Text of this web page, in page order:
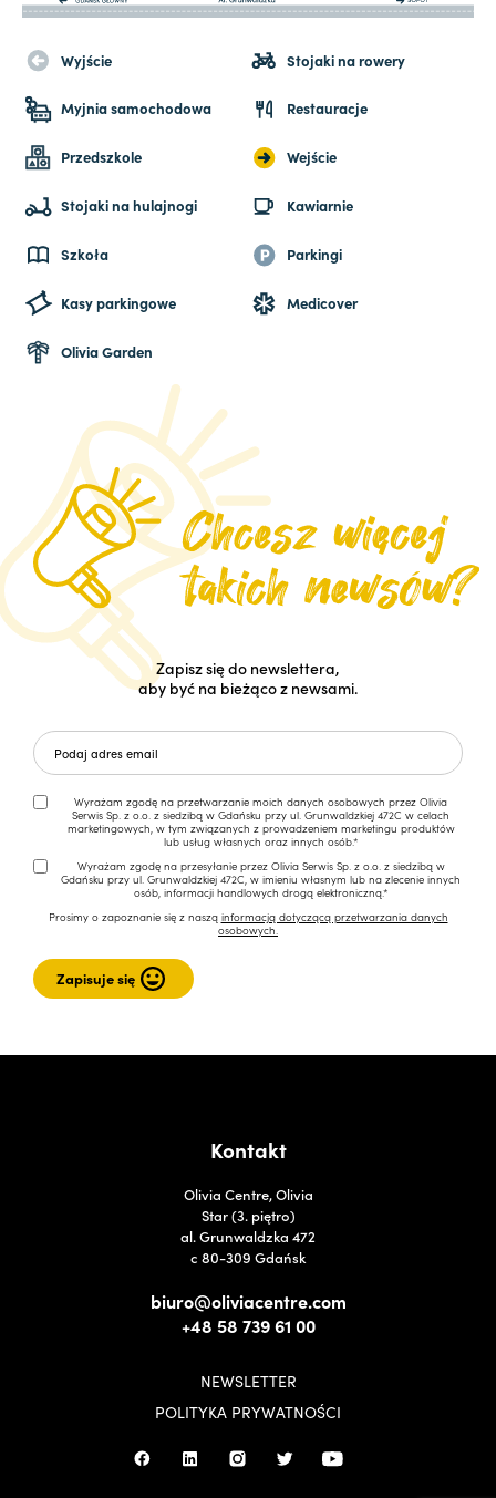
Wyjście Stojaki na rowery
Myjnia samochodowa Restauracje
Przedszkole Wejście
Stojaki na hulajnogi Kawiarnie
Szkoła Parkingi
Kasy parkingowe Medicover
Olivia Garden
Zapisz się do newslettera,
aby być na bieżąco z newsami.
Wyrażam zgodę na przetwarzanie moich danych osobowych przez Olivia
Serwis Sp. z o.o. z siedzibą w Gdańsku przy ul. Grunwaldzkiej 472C w celach
marketingowych, w tym związanych z prowadzeniem marketingu produktów
lub usług własnych oraz innych osób.*
Wyrażam zgodę na przesyłanie przez Olivia Serwis Sp. z o.o. z siedzibą w
Gdańsku przy ul. Grunwaldzkiej 472C, w imieniu własnym lub na zlecenie innych
osób, informacji handlowych drogą elektroniczną.*
Prosimy o zapoznanie się z naszą informacją dotyczącą przetwarzania danych
osobowych.
Kontakt
Olivia Centre, Olivia
Star (3. piętro)
al. Grunwaldzka 472
c 80-309 Gdańsk
biuro@oliviacentre.com
+48 58 739 61 00
NEWSLETTER
POLITYKA PRYWATNOŚCI